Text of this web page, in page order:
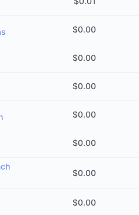
$0.00
$0.00
$0.00
$0.00
$0.00
$0.00
$0.00